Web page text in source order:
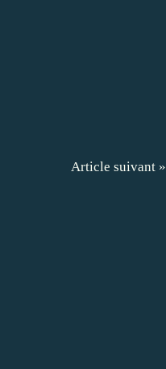
Article suivant »